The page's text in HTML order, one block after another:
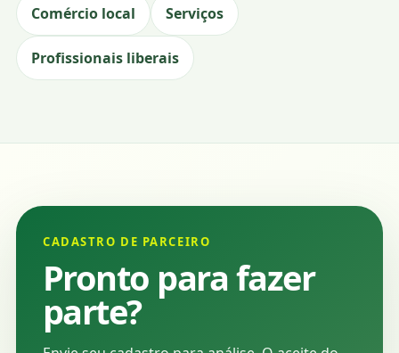
Comércio local Serviços
Profissionais liberais
CADASTRO DE PARCEIRO
Pronto para fazer
parte?